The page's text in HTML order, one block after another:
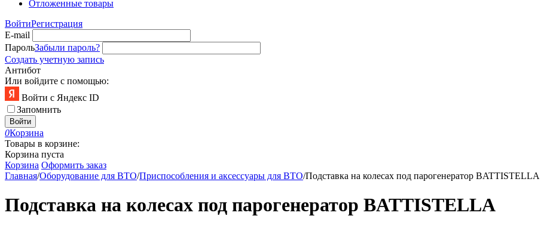
Отложенные товары
ВойтиРегистрация
E-mail
ПарольЗабыли пароль?
Создать учетную запись
Антибот
Или войдите с помощью:
Войти с Яндекс ID
Запомнить
Войти
0Корзина
Товары в корзине:
Корзина пуста
Корзина Оформить заказ
Главная/Оборудование для ВТО/Приспособления и аксессуары для ВТО/Подставка на колесах под парогенератор BATTISTELLA
Подставка на колесах под парогенератор BATTISTELLA